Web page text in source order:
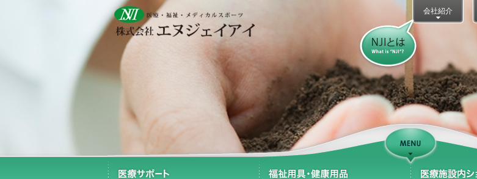
NJIとは？
会社紹介
Support
医療サポート 福祉用具・健康用品